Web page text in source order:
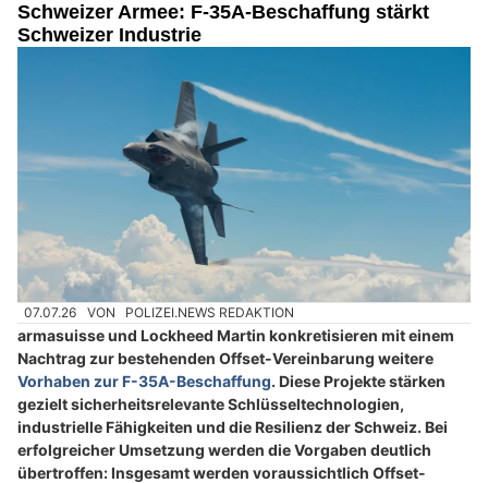
Schweizer Armee: F-35A-Beschaffung stärkt
Schweizer Industrie
07.07.26 VON POLIZEI.NEWS REDAKTION
armasuisse und Lockheed Martin konkretisieren mit einem
Nachtrag zur bestehenden Offset-Vereinbarung weitere
Vorhaben zur F-35A-Beschaffung. Diese Projekte stärken
gezielt sicherheitsrelevante Schlüsseltechnologien,
industrielle Fähigkeiten und die Resilienz der Schweiz. Bei
erfolgreicher Umsetzung werden die Vorgaben deutlich
übertroffen: Insgesamt werden voraussichtlich Offset-